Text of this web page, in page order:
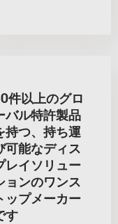
件以上のグロ
バル特許製品
持つ、持ち運
可能なディス
レイソリュー
ョンのワンス
ップメーカー
す